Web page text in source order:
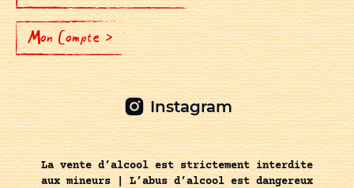
Mon Compte >
Instagram
La vente d’alcool est strictement interdite
aux mineurs | L’abus d’alcool est dangereux